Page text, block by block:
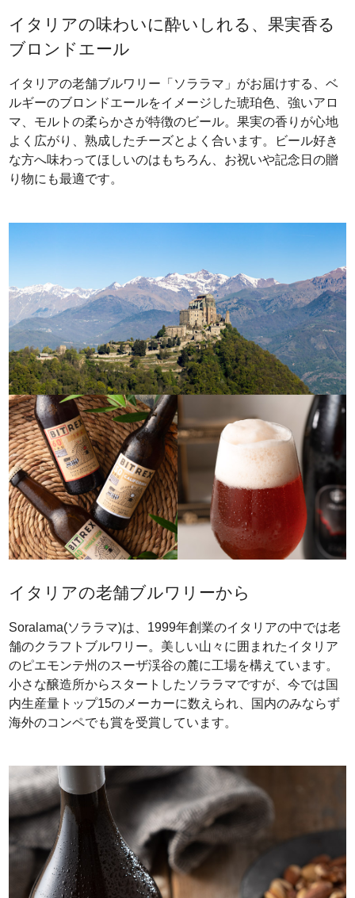
イタリアの味わいに酔いしれる、果実香る
ブロンドエール
イタリアの老舗ブルワリー「ソララマ」がお届けする、ベ
ルギーのブロンドエールをイメージした琥珀色、強いアロ
マ、モルトの柔らかさが特徴のビール。果実の香りが心地
よく広がり、熟成したチーズとよく合います。ビール好き
な方へ味わってほしいのはもちろん、お祝いや記念日の贈
り物にも最適です。
イタリアの老舗ブルワリーから
Soralama(ソララマ)は、1999年創業のイタリアの中では老
舗のクラフトブルワリー。美しい山々に囲まれたイタリア
のピエモンテ州のスーザ渓谷の麓に工場を構えています。
小さな醸造所からスタートしたソララマですが、今では国
内生産量トップ15のメーカーに数えられ、国内のみならず
海外のコンペでも賞を受賞しています。